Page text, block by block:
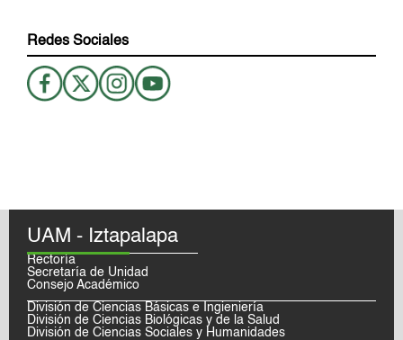
Redes Sociales
UAM - Iztapalapa
Rectoría
Secretaría de Unidad
Consejo Académico
División de Ciencias Básicas e Ingieniería
División de Ciencias Biológicas y de la Salud
División de Ciencias Sociales y Humanidades